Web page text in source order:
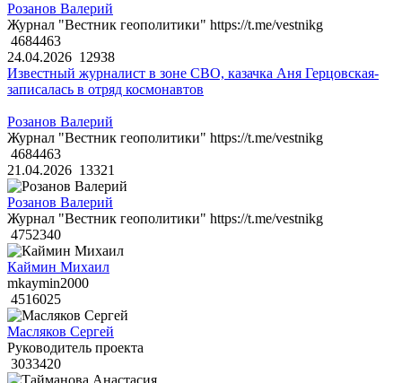
Розанов Валерий
Журнал "Вестник геополитики" https://t.me/vestnikg
4684463
24.04.2026 12938
Известный журналист в зоне СВО, казачка Аня Герцовская-
записалась в отряд космонавтов
Розанов Валерий
Журнал "Вестник геополитики" https://t.me/vestnikg
4684463
21.04.2026 13321
Розанов Валерий
Журнал "Вестник геополитики" https://t.me/vestnikg
4752340
Каймин Михаил
mkaymin2000
4516025
Масляков Сергей
Руководитель проекта
3033420